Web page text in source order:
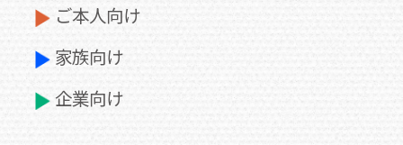
ご本人向け
家族向け
企業向け